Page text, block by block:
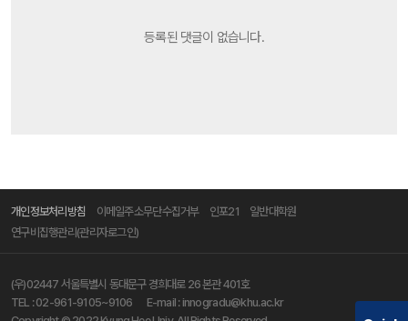
등록된 댓글이 없습니다.
개인정보처리방침 이메일주소무단수집거부 인포21
일반대학원
연구비집행관리(관리자로그인)
(우)02447 서울특별시 동대문구 경희대로 26 본관 401호
TEL :02-961-9105~9106 E-mail : innogradu@khu.ac.kr